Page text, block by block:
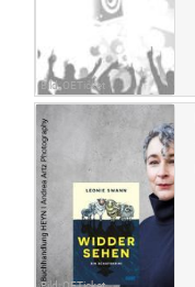
Bild: OETicket